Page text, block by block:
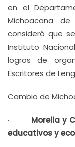
en el
Michoacana de
consideró que
Instituto
logros de
Escritores de
Cambio de
· Morelia y
educativos y